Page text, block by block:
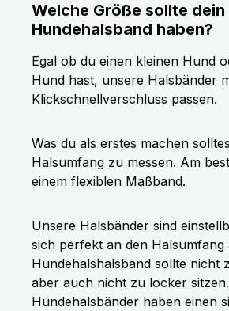
Welche Größe sollte dein
Hundehalsband haben?
Egal ob du einen kleinen Hund
Hund hast, unsere Halsbänder
Klickschnellverschluss passen.
Was du als erstes machen
Halsumfang zu messen. Am
einem flexiblen Maßband.
Unsere Halsbänder sind
sich perfekt an den Halsumfang
Hundehalshalsband sollte nicht
aber auch nicht zu locker
Hundehalsbänder haben einen